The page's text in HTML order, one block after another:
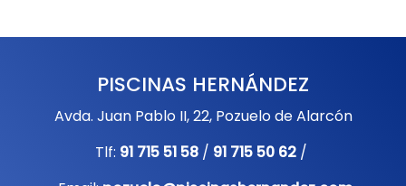
PISCINAS HERNÁNDEZ
Avda. Juan Pablo II, 22, Pozuelo de Alarcón
Tlf: 91 715 51 58 / 91 715 50 62 /